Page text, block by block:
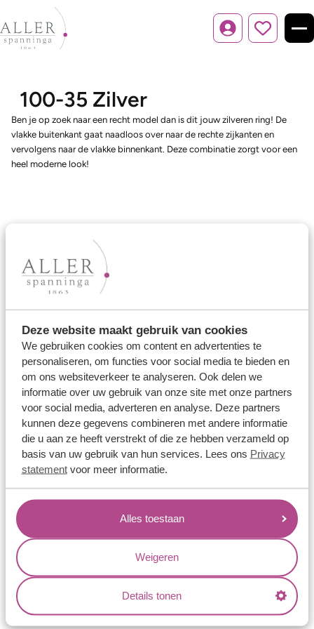
Deze website maakt gebruik van cookies
We gebruiken cookies om content en advertenties te
personaliseren, om functies voor social media te bieden en
om ons websiteverkeer te analyseren. Ook delen we
informatie over uw gebruik van onze site met onze partners
voor social media, adverteren en analyse. Deze partners
kunnen deze gegevens combineren met andere informatie
die u aan ze heeft verstrekt of die ze hebben verzameld op
basis van uw gebruik van hun services. Lees ons Privacy
statementvoor meer informatie.
Alles toestaan
Weigeren
Details tonen
Inloggen
100-35 Zilver
Ben je op zoek naar een recht model dan is dit jouw zilveren ring! De
vlakke buitenkant gaat naadloos over naar de rechte zijkanten en
vervolgens naar de vlakke binnenkant. Deze combinatie zorgt voor een
heel moderne look!
Ons aanbod
Memoireringen
Verlovingsringen
Vriendschapsringen
Over ons
Aller Spanninga
Historie
Certificaten
Jouw voordelen
Conflictvrije Materialen
Oneindig veel mogelijkheden
Kwaliteit
Juweliers & Contact